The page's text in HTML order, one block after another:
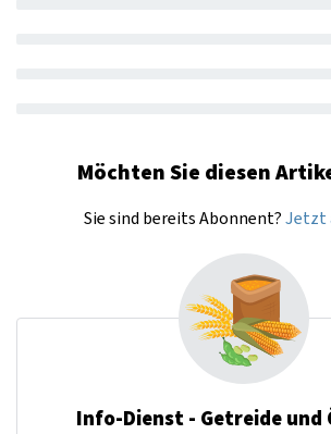
Möchten Sie diesen
Sie sind bereits Abonnent?Jetzt
Info-Dienst - Getreide und